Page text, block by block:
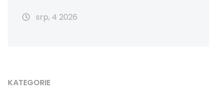
srp, 4 2026
KATEGORIE